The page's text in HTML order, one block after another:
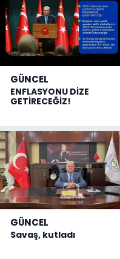
GÜNCEL
ENFLASYONU DİZE
GETİRECEĞİZ!
GÜNCEL
Savaş, kutladı